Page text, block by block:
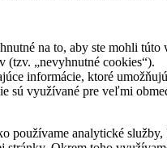
na to, aby ste mohli
(tzv. „nevyhnutné cookies“).
informácie, ktoré
sú využívané pre veľmi
používame analytické